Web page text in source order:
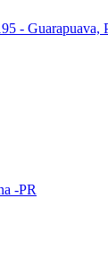
- Guarapuava,
-PR